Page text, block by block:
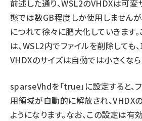
前述した通り、WSL2のVHDXは可
態では数GB程度しか使用しませんが
につれて徐々に肥大化していきます
は、WSL2内でファイルを削除しても
VHDXのサイズは自動では小さくなら
sparseVhdを「true」に設定すると、
用領域が自動的に解放され、VHDX
ようになります。なお、この設定は